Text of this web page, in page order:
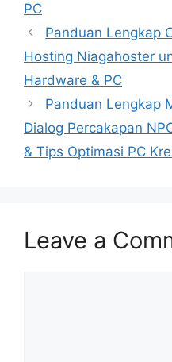
PC
Panduan Lengkap
Hosting Niagahoster
Hardware & PC
Panduan Lengkap
Dialog Percakapan
& Tips Optimasi PC
Leave a